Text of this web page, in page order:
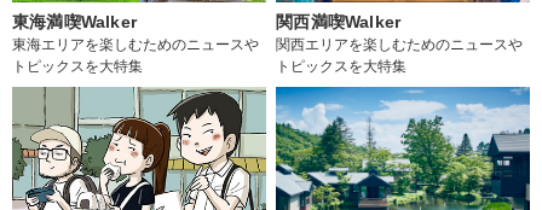
東海満喫Walker
東海エリアを楽しむためのニュースや
トピックスを大特集
関西満喫Walker
関西エリアを楽しむためのニュースや
トピックスを大特集